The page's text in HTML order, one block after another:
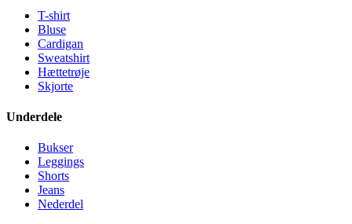
T-shirt
Bluse
Cardigan
Sweatshirt
Hættetrøje
Skjorte
Underdele
Bukser
Leggings
Shorts
Jeans
Nederdel